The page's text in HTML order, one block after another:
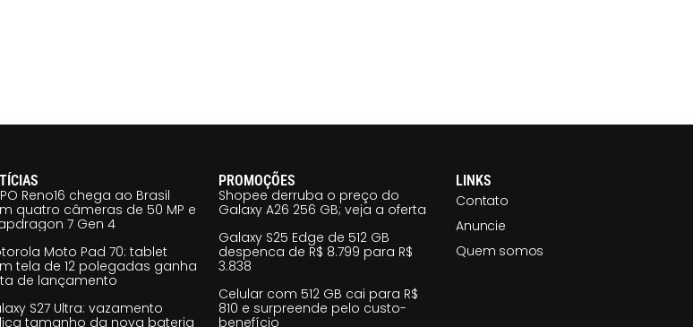
Reno16 chega ao Brasil
quatro câmeras de 50 MP e
7 Gen 4
Moto Pad 70: tablet
tela de 12 polegadas ganha
de lançamento
S27 Ultra: vazamento
tamanho da nova bateria
PROMOÇÕES
Shopee derruba o preço do
Galaxy A26 256 GB; veja a oferta
Galaxy S25 Edge de 512 GB
despenca de R$ 8.799 para R$
3.838
Celular com 512 GB cai para R$
810 e surpreende pelo custo-
benefício
LINKS
Contato
Anuncie
Quem somos